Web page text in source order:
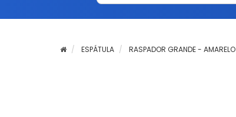
ESPÁTULA RASPADOR GRANDE - AMARELO